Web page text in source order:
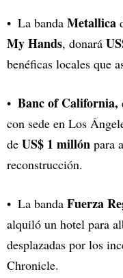
La banda Metallica
My Hands, donará
benéficas locales que
Banc of California,
con sede en Los
de US$ 1 millón para
reconstrucción.
La banda Fuerza
alquiló un hotel para
desplazadas por los
Chronicle.